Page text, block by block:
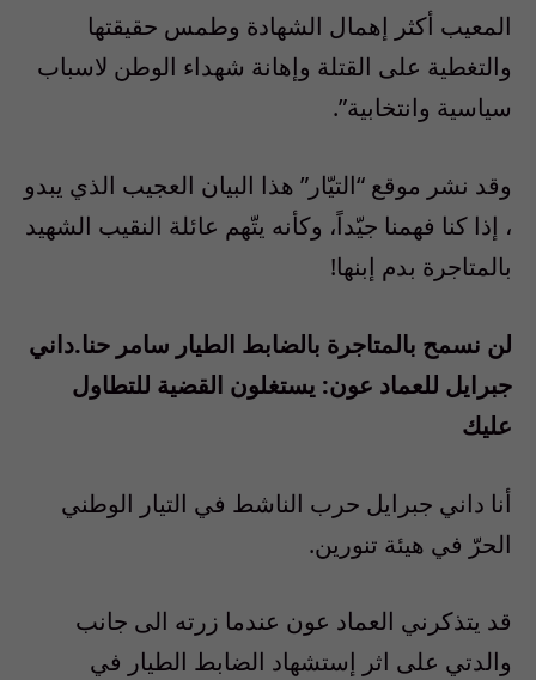
المعيب أكثر إهمال الشهادة وطمس حقيقتها
والتغطية على القتلة وإهانة شهداء الوطن لاسباب
سياسية وانتخابية”.
وقد نشر موقع “التيّار” هذا البيان العجيب الذي يبدو
، إذا كنا فهمنا جيّداً، وكأنه يتّهم عائلة النقيب الشهيد
بالمتاجرة بدم إبنها!
لن نسمح بالمتاجرة بالضابط الطيار سامر حنا.داني
جبرايل للعماد عون: يستغلون القضية للتطاول
عليك
أنا داني جبرايل حرب الناشط في التيار الوطني
الحرّ في هيئة تنورين.
قد يتذكرني العماد عون عندما زرته الى جانب
والدتي على اثر إستشهاد الضابط الطيار في